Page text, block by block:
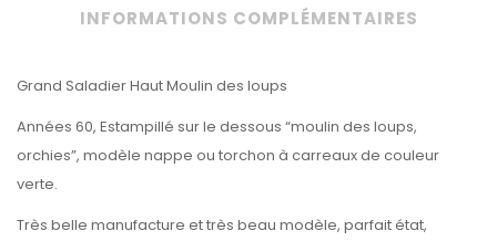
INFORMATIONS COMPLÉMENTAIRES
Grand Saladier Haut Moulin des loups
Années 60, Estampillé sur le dessous “moulin des loups,
orchies”, modèle nappe ou torchon à carreaux de couleur
verte.
Très belle manufacture et très beau modèle, parfait état,